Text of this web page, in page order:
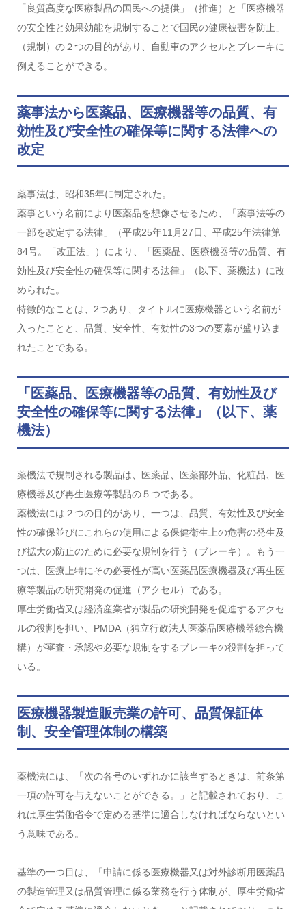
「良質高度な医療製品の国民への提供」（推進）と「医療機器
の安全性と効果効能を規制することで国民の健康被害を防止」
（規制）の２つの目的があり、自動車のアクセルとブレーキに
例えることができる。
薬事法から医薬品、医療機器等の品質、有
効性及び安全性の確保等に関する法律への
改定
薬事法は、昭和35年に制定された。
薬事という名前により医薬品を想像させるため、「薬事法等の
一部を改定する法律」（平成25年11月27日、平成25年法律第
84号。「改正法」）により、「医薬品、医療機器等の品質、有
効性及び安全性の確保等に関する法律」（以下、薬機法）に改
められた。
特徴的なことは、2つあり、タイトルに医療機器という名前が
入ったことと、品質、安全性、有効性の3つの要素が盛り込ま
れたことである。
「医薬品、医療機器等の品質、有効性及び
安全性の確保等に関する法律」（以下、薬
機法）
薬機法で規制される製品は、医薬品、医薬部外品、化粧品、医
療機器及び再生医療等製品の５つである。
薬機法には２つの目的があり、一つは、品質、有効性及び安全
性の確保並びにこれらの使用による保健衛生上の危害の発生及
び拡大の防止のために必要な規制を行う（ブレーキ）。もう一
つは、医療上特にその必要性が高い医薬品医療機器及び再生医
療等製品の研究開発の促進（アクセル）である。
厚生労働省又は経済産業省が製品の研究開発を促進するアクセ
ルの役割を担い、PMDA（独立行政法人医薬品医療機器総合機
構）が審査・承認や必要な規制をするブレーキの役割を担って
いる。
医療機器製造販売業の許可、品質保証体
制、安全管理体制の構築
薬機法には、「次の各号のいずれかに該当するときは、前条第
一項の許可を与えないことができる。」と記載されており、こ
れは厚生労働省令で定める基準に適合しなければならないとい
う意味である。
基準の一つ目は、「申請に係る医療機器又は対外診断用医薬品
の製造管理又は品質管理に係る業務を行う体制が、厚生労働省